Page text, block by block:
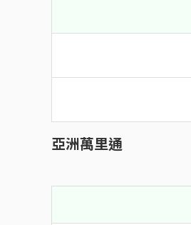
亞洲萬里通